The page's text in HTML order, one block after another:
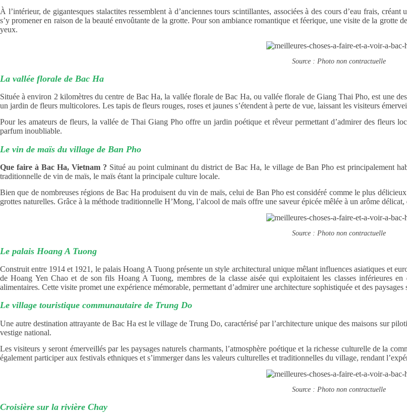
À l’intérieur, de gigantesques stalactites ressemblent à d’anciennes tours scintillantes, associées à des cours d’eau frais,
s’y promener en raison de la beauté envoûtante de la grotte. Pour son ambiance romantique et féerique, une visite de la grotte
yeux.
Source : Photo non contractuelle
La vallée florale de Bac Ha
Située à environ 2 kilomètres du centre de Bac Ha, la vallée florale de Bac Ha, ou vallée florale de Giang Thai Pho, est une
un jardin de fleurs multicolores. Les tapis de fleurs rouges, roses et jaunes s’étendent à perte de vue, laissant les visiteurs
Pour les amateurs de fleurs, la vallée de Thai Giang Pho offre un jardin poétique et rêveur permettant d’admirer des fleurs
parfum inoubliable.
Le vin de maïs du village de Ban Pho
Que faire à Bac Ha, Vietnam ? Situé au point culminant du district de Bac Ha, le village de Ban Pho est principalement
traditionnelle de vin de maïs, le maïs étant la principale culture locale.
Bien que de nombreuses régions de Bac Ha produisent du vin de maïs, celui de Ban Pho est considéré comme le plus
grottes naturelles. Grâce à la méthode traditionnelle H’Mong, l’alcool de maïs offre une saveur épicée mêlée à un arôme délicat,
Source : Photo non contractuelle
Le palais Hoang A Tuong
Construit entre 1914 et 1921, le palais Hoang A Tuong présente un style architectural unique mêlant influences asiatiques et
de Hoang Yen Chao et de son fils Hoang A Tuong, membres de la classe aisée qui exploitaient les classes inférieures
alimentaires. Cette visite promet une expérience mémorable, permettant d’admirer une architecture sophistiquée et des paysages
Le village touristique communautaire de Trung Do
Une autre destination attrayante de Bac Ha est le village de Trung Do, caractérisé par l’architecture unique des maisons sur
vestige national.
Les visiteurs y seront émerveillés par les paysages naturels charmants, l’atmosphère poétique et la richesse culturelle de la
également participer aux festivals ethniques et s’immerger dans les valeurs culturelles et traditionnelles du village, rendant
Source : Photo non contractuelle
Croisière sur la rivière Chay